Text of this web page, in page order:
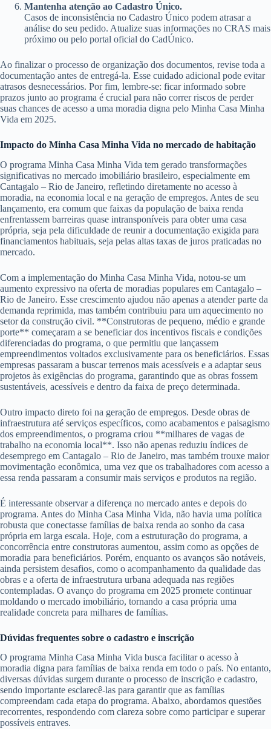
Mantenha atenção ao Cadastro Único.
Casos de inconsistência no Cadastro Único podem atrasar a
análise do seu pedido. Atualize suas informações no CRAS mais
próximo ou pelo portal oficial do CadÚnico.
Ao finalizar o processo de organização dos documentos, revise toda a
documentação antes de entregá-la. Esse cuidado adicional pode evitar
atrasos desnecessários. Por fim, lembre-se: ficar informado sobre
prazos junto ao programa é crucial para não correr riscos de perder
suas chances de acesso a uma moradia digna pelo Minha Casa Minha
Vida em 2025.
Impacto do Minha Casa Minha Vida no mercado de habitação
O programa Minha Casa Minha Vida tem gerado transformações
significativas no mercado imobiliário brasileiro, especialmente em
Cantagalo – Rio de Janeiro, refletindo diretamente no acesso à
moradia, na economia local e na geração de empregos. Antes de seu
lançamento, era comum que faixas da população de baixa renda
enfrentassem barreiras quase intransponíveis para obter uma casa
própria, seja pela dificuldade de reunir a documentação exigida para
financiamentos habituais, seja pelas altas taxas de juros praticadas no
mercado.
Com a implementação do Minha Casa Minha Vida, notou-se um
aumento expressivo na oferta de moradias populares em Cantagalo –
Rio de Janeiro. Esse crescimento ajudou não apenas a atender parte da
demanda reprimida, mas também contribuiu para um aquecimento no
setor da construção civil. **Construtoras de pequeno, médio e grande
porte** começaram a se beneficiar dos incentivos fiscais e condições
diferenciadas do programa, o que permitiu que lançassem
empreendimentos voltados exclusivamente para os beneficiários. Essas
empresas passaram a buscar terrenos mais acessíveis e a adaptar seus
projetos às exigências do programa, garantindo que as obras fossem
sustentáveis, acessíveis e dentro da faixa de preço determinada.
Outro impacto direto foi na geração de empregos. Desde obras de
infraestrutura até serviços específicos, como acabamentos e paisagismo
dos empreendimentos, o programa criou **milhares de vagas de
trabalho na economia local**. Isso não apenas reduziu índices de
desemprego em Cantagalo – Rio de Janeiro, mas também trouxe maior
movimentação econômica, uma vez que os trabalhadores com acesso a
essa renda passaram a consumir mais serviços e produtos na região.
É interessante observar a diferença no mercado antes e depois do
programa. Antes do Minha Casa Minha Vida, não havia uma política
robusta que conectasse famílias de baixa renda ao sonho da casa
própria em larga escala. Hoje, com a estruturação do programa, a
concorrência entre construtoras aumentou, assim como as opções de
moradia para beneficiários. Porém, enquanto os avanços são notáveis,
ainda persistem desafios, como o acompanhamento da qualidade das
obras e a oferta de infraestrutura urbana adequada nas regiões
contempladas. O avanço do programa em 2025 promete continuar
moldando o mercado imobiliário, tornando a casa própria uma
realidade concreta para milhares de famílias.
Dúvidas frequentes sobre o cadastro e inscrição
O programa Minha Casa Minha Vida busca facilitar o acesso à
moradia digna para famílias de baixa renda em todo o país. No entanto,
diversas dúvidas surgem durante o processo de inscrição e cadastro,
sendo importante esclarecê-las para garantir que as famílias
compreendam cada etapa do programa. Abaixo, abordamos questões
recorrentes, respondendo com clareza sobre como participar e superar
possíveis entraves.